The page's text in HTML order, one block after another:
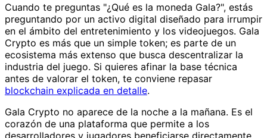
Cuando te preguntas "¿Qué es la moneda Gala?", estás
preguntando por un activo digital diseñado para irrumpir
en el ámbito del entretenimiento y los videojuegos. Gala
Crypto es más que un simple token; es parte de un
ecosistema más extenso que busca descentralizar la
industria del juego. Si quieres afinar la base técnica
antes de valorar el token, te conviene repasar
blockchain explicada en detalle.
Gala Crypto no aparece de la noche a la mañana. Es el
corazón de una plataforma que permite a los
desarrolladores y jugadores beneficiarse directamente